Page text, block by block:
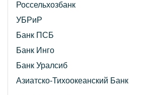
Россельхозбанк
УБРиР
Банк ПСБ
Банк Инго
Банк Уралсиб
Азиатско-Тихоокеанский Банк